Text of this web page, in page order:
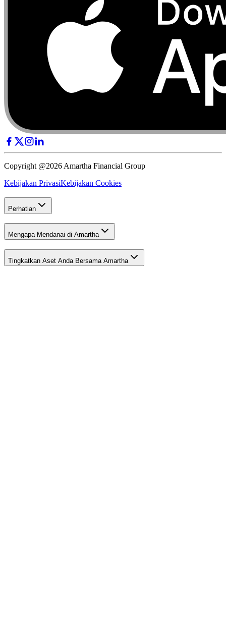
Copyright @2026 Amartha Financial Group
Kebijakan PrivasiKebijakan Cookies
Perhatian
Mengapa Mendanai di Amartha
Tingkatkan Aset Anda Bersama Amartha